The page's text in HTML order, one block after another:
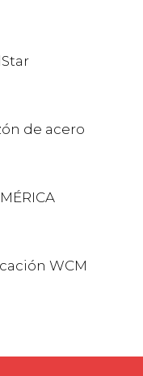
de acero
WCM